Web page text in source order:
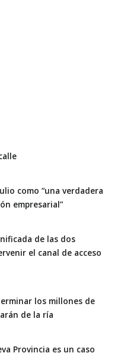
como “una verdadera
empresarial”
de las dos
el canal de acceso
los millones de
de la ría
Provincia es un caso